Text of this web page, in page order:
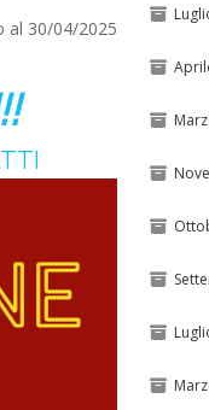
al 30/04/2025